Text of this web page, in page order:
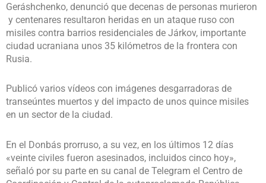
Geráshchenko, denunció que decenas de personas murieron
y centenares resultaron heridas en un ataque ruso con
misiles contra barrios residenciales de Járkov, importante
ciudad ucraniana unos 35 kilómetros de la frontera con
Rusia.
Publicó varios vídeos con imágenes desgarradoras de
transeúntes muertos y del impacto de unos quince misiles
en un sector de la ciudad.
En el Donbás prorruso, a su vez, en los últimos 12 días
«veinte civiles fueron asesinados, incluidos cinco hoy»,
señaló por su parte en su canal de Telegram el Centro de